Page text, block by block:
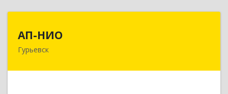
АП-НИО
Гурьевск238300 Калининградская обл, Гурьевск г,